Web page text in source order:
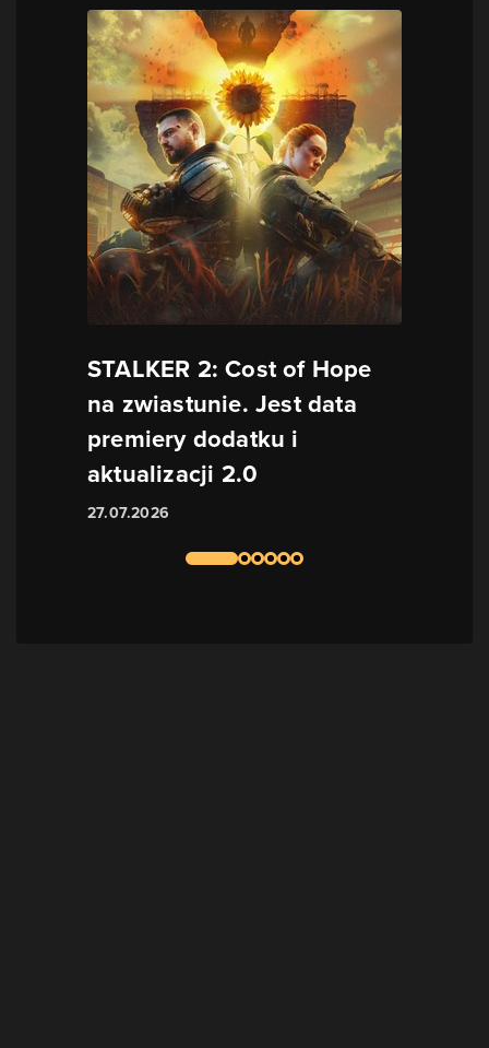
STALKER 2: Cost of Hope
na zwiastunie. Jest data
premiery dodatku i
aktualizacji 2.0
27.07.2026